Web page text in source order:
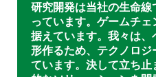
研究開発は当社の生命
っています。ゲームチ
据えています。我々は
形作るため、テクノロ
ています。決して立ち